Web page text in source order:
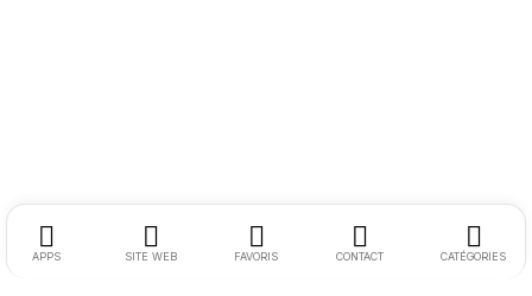
APPS SITE WEB FAVORIS CONTACT CATÉGORIES